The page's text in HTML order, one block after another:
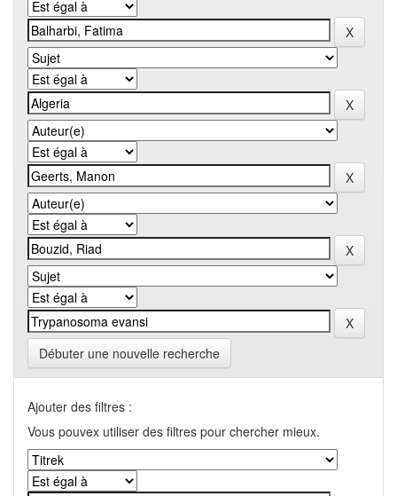
Débuter une nouvelle recherche
Ajouter des filtres :
Vous pouvex utiliser des filtres pour chercher mieux.